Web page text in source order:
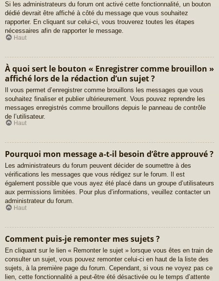
Si les administrateurs du forum ont activé cette fonctionnalité, un bouton
dédié devrait être affiché à côté du message que vous souhaitez
rapporter. En cliquant sur celui-ci, vous trouverez toutes les étapes
nécessaires afin de rapporter le message.
Haut
À quoi sert le bouton « Enregistrer comme brouillon »
affiché lors de la rédaction d’un sujet ?
Il vous permet d’enregistrer comme brouillons les messages que vous
souhaitez finaliser et publier ultérieurement. Vous pouvez reprendre les
messages enregistrés comme brouillons depuis le panneau de contrôle
de l’utilisateur.
Haut
Pourquoi mon message a-t-il besoin d’être approuvé ?
Les administrateurs du forum peuvent décider de soumettre à des
vérifications les messages que vous rédigez sur le forum. Il est
également possible que vous ayez été placé dans un groupe d’utilisateurs
aux permissions limitées. Pour plus d’informations, veuillez contacter un
administrateur du forum.
Haut
Comment puis-je remonter mes sujets ?
En cliquant sur le lien « Remonter le sujet » lorsque vous êtes en train de
consulter un sujet, vous pouvez remonter celui-ci en haut de la liste des
sujets, à la première page du forum. Cependant, si vous ne voyez pas ce
lien, cette fonctionnalité a peut-être été désactivée ou le temps d’attente